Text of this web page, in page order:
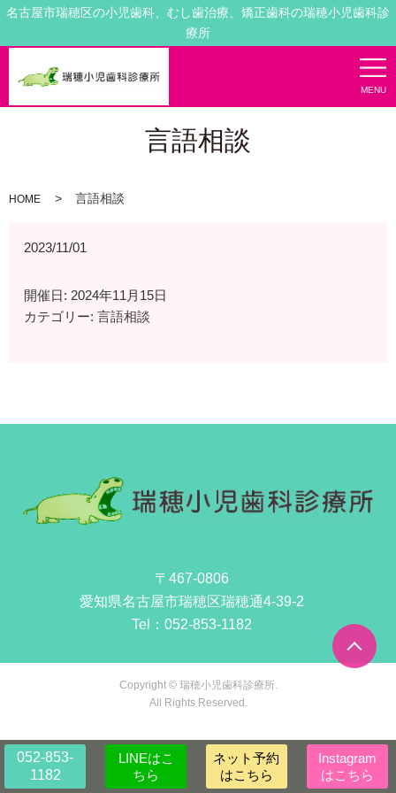
名古屋市瑞穂区の小児歯科、むし歯治療、矯正歯科の瑞穂小児歯科診
療所
MENU
言語相談
HOME 言語相談
2023/11/01
開催日: 2024年11月15日
カテゴリー:言語相談
052-853-
1182
LINEはこ
ちら
ネット予約
はこちら
Instagram
はこちら
〒467-0806
愛知県名古屋市瑞穂区瑞穂通4-39-2
Tel： 052-853-1182
Copyright © 瑞穂小児歯科診療所.
All Rights Reserved.